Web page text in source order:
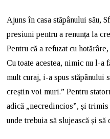
Ajuns în casa stăpânului său,
presiuni pentru a renunța la
Pentru că a refuzat cu
Cu toate acestea, nimic nu l-a
mult curaj, i-a spus stăpânului
creștin voi muri.” Pentru
adică „necredincios”, și
unde trebuia să slujească și să